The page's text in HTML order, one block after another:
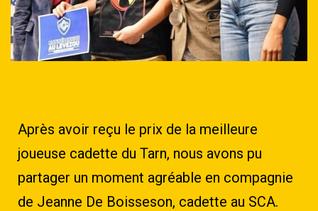
Après avoir reçu le prix de la meilleure
joueuse cadette du Tarn, nous avons pu
partager un moment agréable en compagnie
de Jeanne De Boisseson, cadette au SCA.